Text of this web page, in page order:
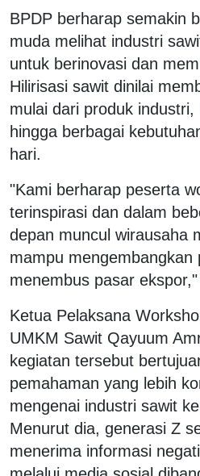
BPDP berharap semakin
muda melihat industri
untuk berinovasi dan
Hilirisasi sawit dinilai
mulai dari produk industri,
hingga berbagai
hari.
"Kami berharap peserta
terinspirasi dan dalam
depan muncul wirausaha
mampu mengembangkan
menembus pasar
Ketua Pelaksana
UMKM Sawit Qayuum
kegiatan tersebut
pemahaman yang lebih
mengenai industri sawit
Menurut dia, generasi Z
menerima informasi